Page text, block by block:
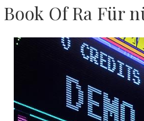
Book Of Ra Für